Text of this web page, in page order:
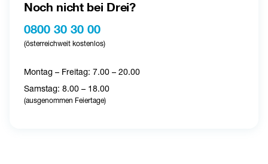
Noch nicht bei Drei?
0800 30 30 00
(österreichweit kostenlos)
Montag – Freitag: 7.00 – 20.00
Samstag: 8.00 – 18.00
(ausgenommen Feiertage)